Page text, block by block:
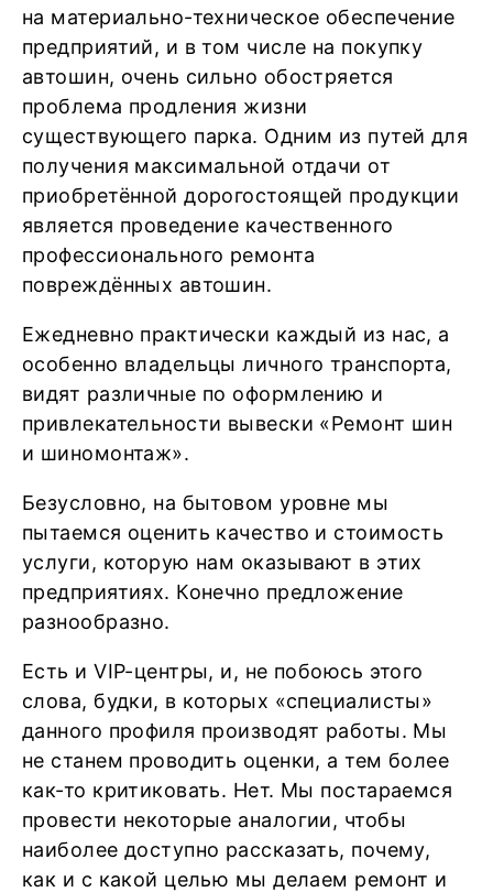
на материально-техническое обеспечение
предприятий, и в том числе на покупку
автошин, очень сильно обостряется
проблема продления жизни
существующего парка. Одним из путей для
получения максимальной отдачи от
приобретённой дорогостоящей продукции
является проведение качественного
профессионального ремонта
повреждённых автошин.
Ежедневно практически каждый из нас, а
особенно владельцы личного транспорта,
видят различные по оформлению и
привлекательности вывески «Ремонт шин
и шиномонтаж».
Безусловно, на бытовом уровне мы
пытаемся оценить качество и стоимость
услуги, которую нам оказывают в этих
предприятиях. Конечно предложение
разнообразно.
Есть и VIP-центры, и, не побоюсь этого
слова, будки, в которых «специалисты»
данного профиля производят работы. Мы
не станем проводить оценки, а тем более
как-то критиковать. Нет. Мы постараемся
провести некоторые аналогии, чтобы
наиболее доступно рассказать, почему,
как и с какой целью мы делаем ремонт и